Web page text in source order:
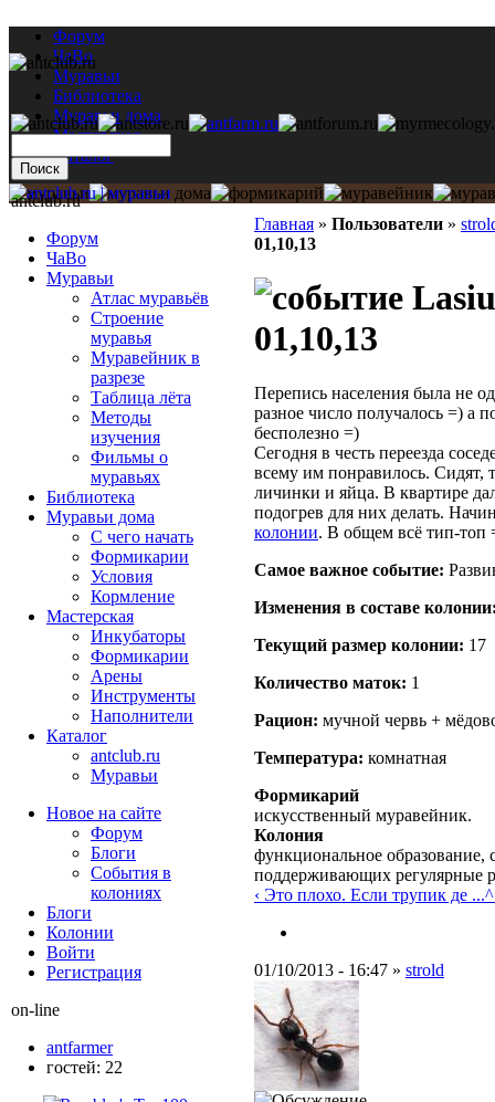
Форум
ЧаВо
Муравьи
Библиотека
Муравьи дома
Мастерская
Каталог
Главная » Пользователи »
01,10,13
01,10,13
Перепись населения была не
разное число получалось =) а
бесполезно =)
Сегодня в честь переезда
всему им понравилось. Сидят,
личинки и яйца. В квартире
подогрев для них делать.
колонии. В общем всё тип-топ
Самое важное событие:
Изменения в составе
Текущий размер кoлонии: 17
Количество маток: 1
Рацион: мучной червь +
Температура: комнатная
Формикарий
искусственный муравейник.
Колония
функциональное образование,
поддерживающих регулярные
‹ Это плохо. Если трупик де ...
01/10/2013 - 16:47 » strold
antclub.ru
Форум
ЧаВо
Муравьи
Атлас муравьёв
Строение
муравья
Муравейник в
разрезе
Таблица лёта
Методы
изучения
Фильмы о
муравьях
Библиотека
Муравьи дома
С чего начать
Формикарии
Условия
Кормление
Мастерская
Инкубаторы
Формикарии
Арены
Инструменты
Наполнители
Каталог
antclub.ru
Муравьи
Новое на сайте
Форум
Блоги
События в
колониях
Блоги
Колонии
Войти
Peгиcтpaция
on-line
antfarmer
гостей: 22